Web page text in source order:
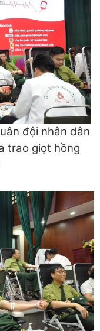
đội nhân dân
trao giọt hồng